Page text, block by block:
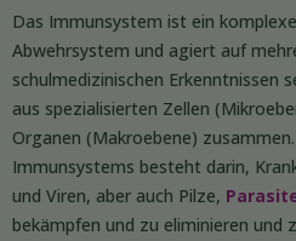
Das Immunsystem ist ein
Abwehrsystem und agiert auf
schulmedizinischen Erkenntnissen
aus spezialisierten Zellen
Organen (Makroebene)
Immunsystems besteht darin,
und Viren, aber auch Pilze,
bekämpfen und zu eliminieren und